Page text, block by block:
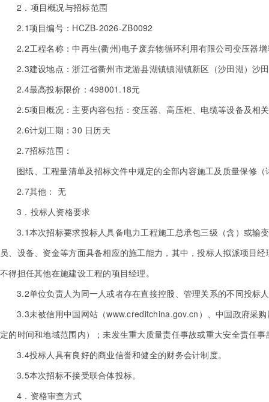
2．项目概况与招标范围
2.1项目编号：HCZB-2026-ZB0092
2.2工程名称：中再生(衢州)电子废弃物循环利用有限公司变压器
2.3建设地点：浙江省衢州市龙游县湖镇镇湖镇新区（沙田湖）沙
2.4最高投标限价：498001.18元
2.5项目概况：主要内容包括：变压器、高压柜、电缆等设备及相
2.6计划工期：30 日历天
2.7招标范围：
图纸、工程量清单及招标文件中规定的全部内容施工及质量保修
2.7其他： 无
3．投标人资格要求
3.1本次招标要求投标人具备电力工程施工总承包三级（含）或输
员、设备、资金等方面具备相应的施工能力，其中，投标人拟派项目
不得担任其他在施建设工程的项目经理。
3.2单位负责人为同一人或者存在直接控股、管理关系的不同投标
3.3未被信用中国网站（www.creditchina.gov.cn）、中国政府采
定的时间和地域范围内）；未发生重大质量责任事故或重大安全责任
3.4投标人具有良好的商业信誉和健全的财务会计制度。
3.5本次招标不接受联合体投标。
4．资格审查方式